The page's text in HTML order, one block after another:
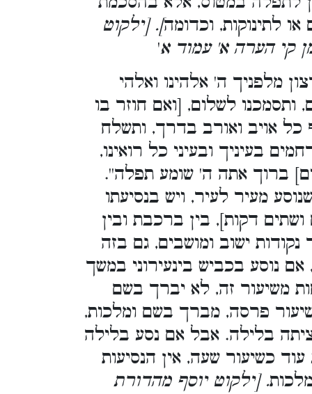
לתינוקות, וכדומה]. [ילקוט
קי הערה א' עמוד א'
מלפניך ה' אלהינו ואלהי
ותסמכנו לשלום, [ואם חוזר בו
כל אויב ואורב בדרך, ותשלח
בעיניך ובעיני כל רואינו,
ברוך אתה ה' שומע תפלה''.
מעיר לעיר, ויש בנסיעתו
דקות], בין ברכבת ובין
ישוב ומושבים, גם בזה
נוסע בכביש בינעירוני במשך
משיעור זה, לא יברך בשם
פרסה, מברך בשם ומלכות,
בלילה. אבל אם נסע בלילה
כשיעור שעה, אין הנסיעות
. [ילקוט יוסף מהדורת